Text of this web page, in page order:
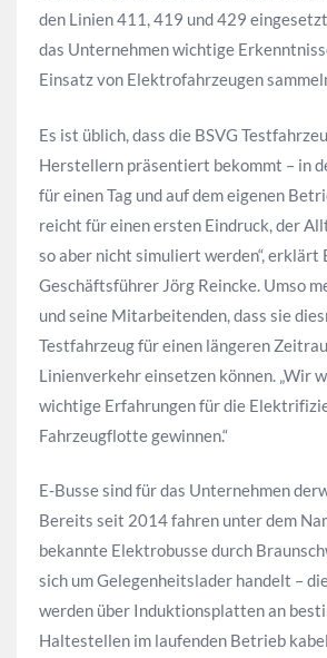
den Linien 411, 419 und 429
das Unternehmen wichtige
Einsatz von Elektrofahrzeugen
Es ist üblich, dass die BSVG
Herstellern präsentiert bekommt – in
für einen Tag und auf dem eigenen
reicht für einen ersten Eindruck, der
so aber nicht simuliert werden“, erklärt
Geschäftsführer Jörg Reincke. Umso
und seine Mitarbeitenden, dass sie
Testfahrzeug für einen längeren
Linienverkehr einsetzen können. „Wir
wichtige Erfahrungen für die
Fahrzeugflotte gewinnen.“
E-Busse sind für das Unternehmen
Bereits seit 2014 fahren unter dem
bekannte Elektrobusse durch
sich um Gelegenheitslader handelt –
werden über Induktionsplatten an
Haltestellen im laufenden Betrieb